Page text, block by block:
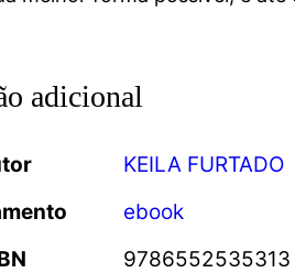
adicional
KEILA FURTADO
ebook
9786552535313